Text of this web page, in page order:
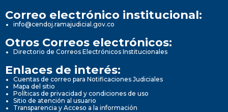
Correo electrónico institucional:
info@cendoj.ramajudicial.gov.co
Otros Correos electrónicos:
Directorio de Correos Electrónicos Institucionales
Enlaces de interés:
Cuentas de correo para Notificaciones Judiciales
Mapa del sitio
Políticas de privacidad y condiciones de uso
Sitio de atención al usuario
Transparencia y Acceso a la información